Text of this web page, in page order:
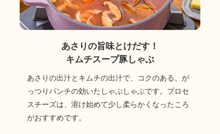
人気商品 ＋ おすすめレシピ
業務用サイト ミツカングループについて 製造所固有記号一覧
あさりの旨味とけだす！
キムチスープ豚しゃぶ
あさりの出汁とキムチの出汁で、コクのある、が
っつりパンチの効いたしゃぶしゃぶです。プロセ
スチーズは、溶け始めて少し柔らかくなったころ
がおすすめです。